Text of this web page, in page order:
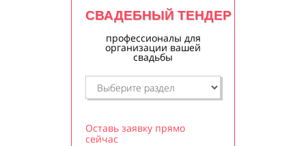
СВАДЕБНЫЙ ТЕНДЕР
профессионалы для
организации вашей
свадьбы
Оставь заявку прямо
сейчас